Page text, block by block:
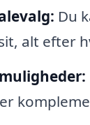
Du
alt efter